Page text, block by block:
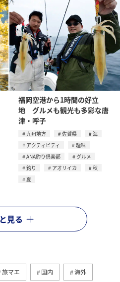
福岡空港から1時間の好立
地 グルメも観光も多彩な唐
津・呼子
九州地方 佐賀県
海
アクティビティ
趣味
ANA釣り倶楽部
グルメ
釣り
アオリイカ
秋
夏
見る
旅マエ 国内 海外